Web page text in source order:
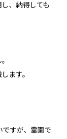
、納得しても
ます。
ですが、霊園で